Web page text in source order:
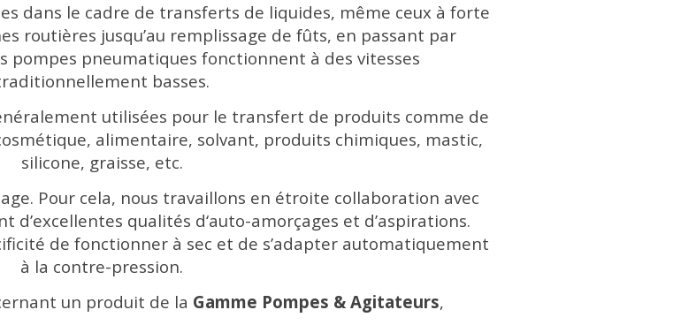
dans le cadre de transferts de liquides, même ceux à forte
routières jusqu’au remplissage de fûts, en passant par
pompes pneumatiques fonctionnent à des vitesses
basses.
utilisées pour le transfert de produits comme de
alimentaire, solvant, produits chimiques, mastic,
silicone, graisse, etc.
Pour cela, nous travaillons en étroite collaboration avec
d’excellentes qualités d‘auto-amorçages et d’aspirations.
de fonctionner à sec et de s’adapter automatiquement
à la contre-pression.
un produit de la Gamme Pompes & Agitateurs,